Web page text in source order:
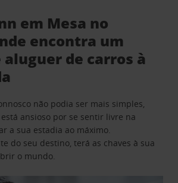
em Mesa no
encontra um
de carros à
não podia ser mais simples,
ansioso por se sentir livre na
a sua estadia ao máximo.
do seu destino, terá as chaves à sua
o mundo.